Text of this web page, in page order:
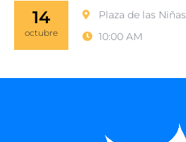
14
octubre
Plaza de las Niñas
10:00 AM